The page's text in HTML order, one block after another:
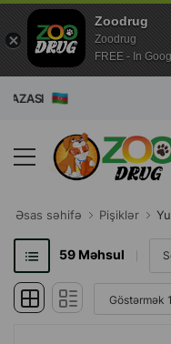
Əsas səhifə Pişiklər
59Məhsul
Zoodrug
Zoodrug
FREE - In